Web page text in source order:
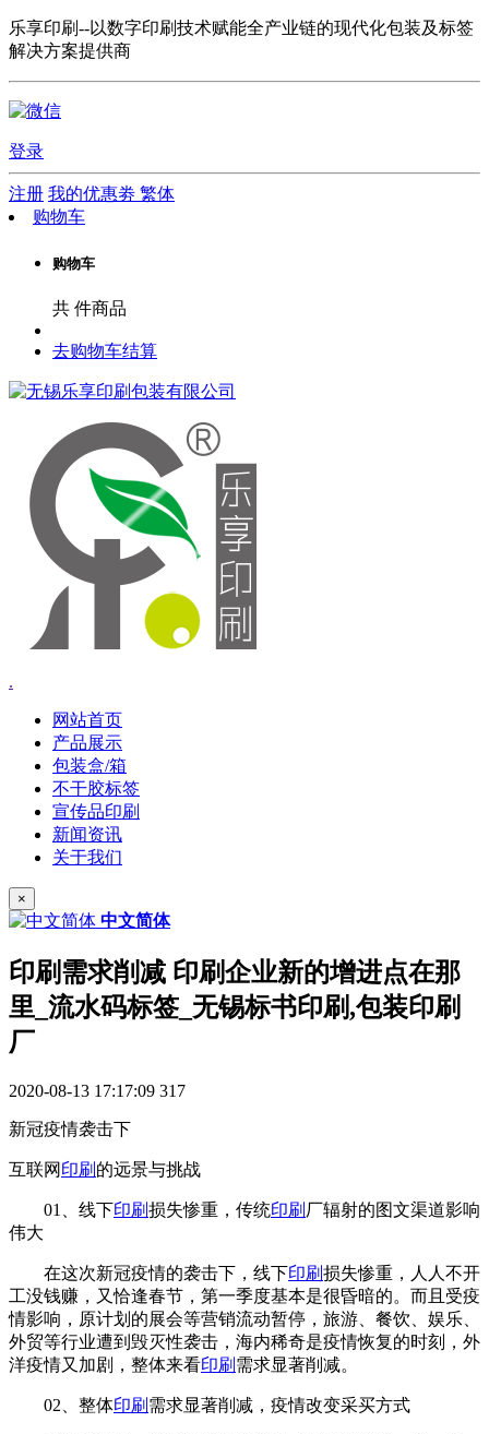
乐享印刷--以数字印刷技术赋能全产业链的现代化包装及标签
解决方案提供商
登录
注册 我的优惠劵 繁体
购物车
购物车
共 件商品
去购物车结算
.
网站首页
产品展示
包装盒/箱
不干胶标签
宣传品印刷
新闻资讯
关于我们
×
中文简体
印刷需求削减 印刷企业新的增进点在那
里_流水码标签_无锡标书印刷,包装印刷
厂
2020-08-13 17:17:09 317
新冠疫情袭击下
互联网 印刷 的远景与挑战
01、线下印刷损失惨重，传统印刷 厂辐射的图文渠道影响
伟大
在这次新冠疫情的袭击下，线下印刷损失惨重，人人不开
工没钱赚，又恰逢春节，第一季度基本是很昏暗的。而且受疫
情影响，原计划的展会等营销流动暂停，旅游、餐饮、娱乐、
外贸等行业遭到毁灭性袭击，海内稀奇是疫情恢复的时刻，外
洋疫情又加剧，整体来看印刷 需求显著削减。
02、整体印刷 需求显著削减，疫情改变采买方式